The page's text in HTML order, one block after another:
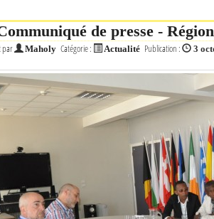
de presse -
par Maholy Catégorie : Actualité Publication : 3